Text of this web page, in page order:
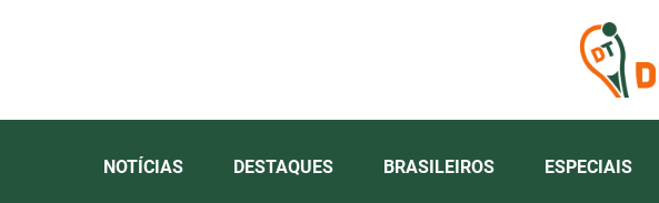
NOTÍCIAS DESTAQUES BRASILEIROS ESPECIAIS